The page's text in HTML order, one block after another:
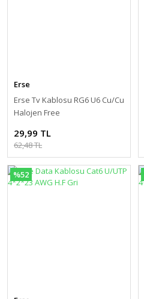
Erse
Erse Tv Kablosu RG6 U6 Cu/Cu
Halojen Free
29,99 TL
62,48 TL
%52